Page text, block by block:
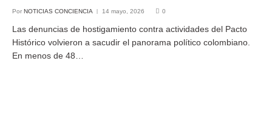
Por NOTICIAS CONCIENCIA 14 mayo, 2026 0
Las denuncias de hostigamiento contra actividades del Pacto
Histórico volvieron a sacudir el panorama político colombiano.
En menos de 48…